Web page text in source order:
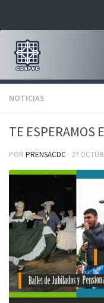
NOTICIAS
TE ESPERAMOS
POR PRENSACDC · 27